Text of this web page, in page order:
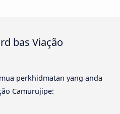
bas Viação
perkhidmatan yang anda
Camurujipe: